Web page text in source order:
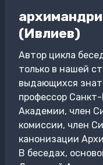
(Ивлиев)
Автор цикла
только в нашей
выдающихся
профессор
Академии, член
комиссии, член
канонизации
В беседах,